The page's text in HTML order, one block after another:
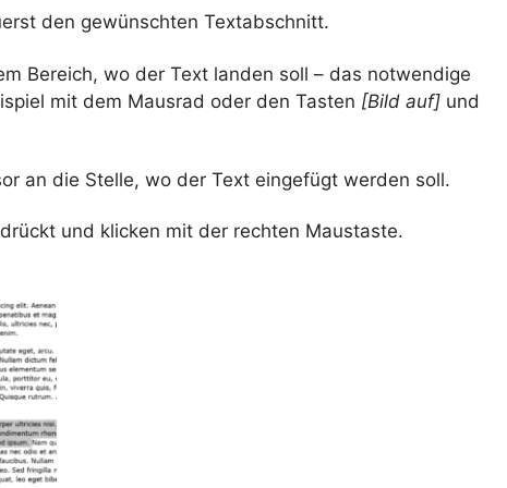
den gewünschten Textabschnitt.
Bereich, wo der Text landen soll – das notwendige
mit dem Mausrad oder den Tasten [Bild auf] und
an die Stelle, wo der Text eingefügt werden soll.
und klicken mit der rechten Maustaste.